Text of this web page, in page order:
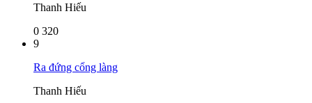
Thanh Hiếu
0 320
9
Ra đứng cổng làng
Thanh Hiếu